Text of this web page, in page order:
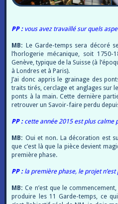
PP :vous avez travaillé sur quels
MB: Le Garde-temps sera décoré
l’horlogerie mécanique, soit
Genève, typique de la Suisse (à
à Londres et à Paris).
J’ai donc appris le grainage des
traits tirés, cerclage et anglages sur
ponts à la main. Cette dernière
retrouver un Savoir-faire perdu
PP :cette année 2015 est plus calme
MB: Oui et non. La décoration est
que c’est là que la pièce devient
première phase.
PP :la première phase, le projet n’est
MB: Ce n’est que le
produire les 11 Garde-temps, ce